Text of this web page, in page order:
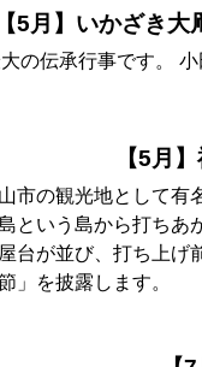
【5月】いかざき
の伝承行事です。
【5月
市の観光地として有
という島から打ちあ
台が並び、打ち上げ
」を披露します。